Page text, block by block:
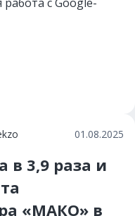
01.08.2025
в 3,9 раза и
«МАКО» в